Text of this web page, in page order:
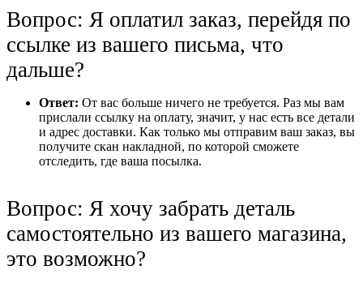
Вопрос: Я оплатил заказ, перейдя по
ссылке из вашего письма, что
дальше?
Ответ: От вас больше ничего не требуется. Раз мы вам
прислали ссылку на оплату, значит, у нас есть все детали
и адрес доставки. Как только мы отправим ваш заказ, вы
получите скан накладной, по которой сможете
отследить, где ваша посылка.
Вопрос: Я хочу забрать деталь
самостоятельно из вашего магазина,
это возможно?